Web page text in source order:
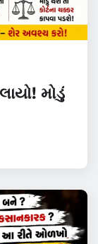
મોડું